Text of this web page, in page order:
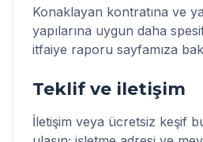
Konaklayan kontratına ve
yapılarına uygun daha
itfaiye raporu sayfamıza
Teklif ve iletişim
İletişim veya ücretsiz keşif